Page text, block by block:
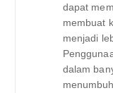
dapat
membuat
menjadi
dalam